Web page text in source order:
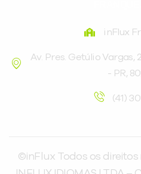
inFlux
Av. Pres. Getúlio Vargas,
- PR,
(41)
©inFlux Todos os direitos